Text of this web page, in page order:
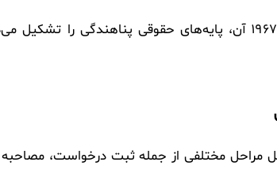
کنوانسیون ۱۹۵۱ ژنو و پروتکل ۱۹۶۷ آن، پایه‌های
مراحل مختلفی از جمله ثبت درخواست،